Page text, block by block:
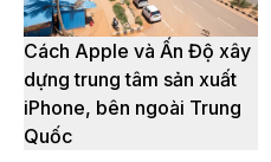
Cách Apple và Ấn Độ xây
dựng trung tâm sản xuất
iPhone, bên ngoài Trung
Quốc